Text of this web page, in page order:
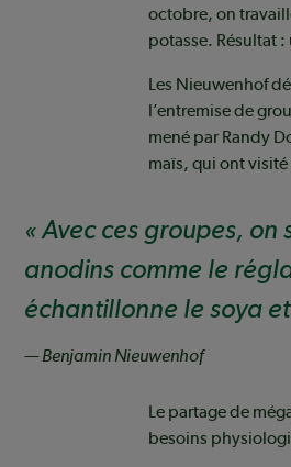
octobre, on
potasse. Résultat
Les Nieuwenhof
l’entremise de
mené par Randy
maïs, qui ont
Avec ces groupes, on
anodins comme le
échantillonne le soya
— Benjamin Nieuwenhof
Le partage de
besoins